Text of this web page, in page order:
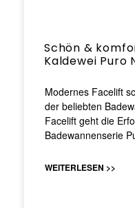
Schön &
Kaldewei Puro
Modernes Facelift
der beliebten
Facelift geht die
Badewannenserie
WEITERLESEN >>